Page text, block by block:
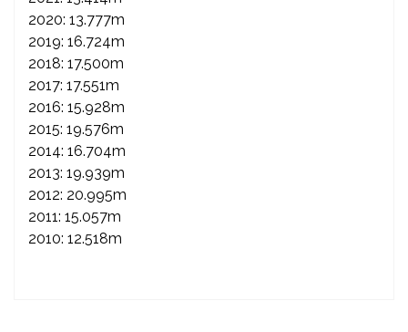
2020: 13.777m
2019: 16.724m
2018: 17.500m
2017: 17.551m
2016: 15.928m
2015: 19.576m
2014: 16.704m
2013: 19.939m
2012: 20.995m
2011: 15.057m
2010: 12.518m